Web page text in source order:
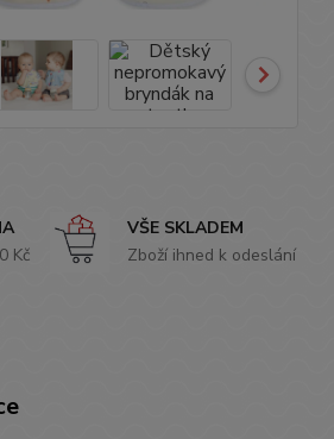
Kč
VŠE SKLADEM
Zboží ihned k odeslání